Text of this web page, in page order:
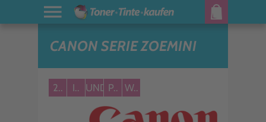
CANON SERIE ZOEMINI
2.. I.. UNDEFINED..
P.. W..